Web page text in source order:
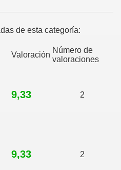
de esta categoría:
Valoración
Número de
valoraciones
9,33 2
9,33 2